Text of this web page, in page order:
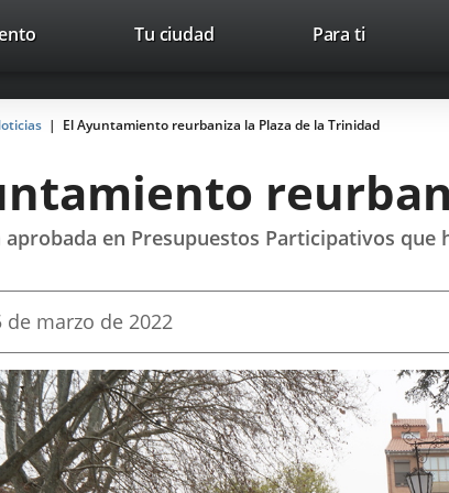
avaTop
Tu ciudad Para ti
El Ayuntamiento reurbaniza la Plaza de la Trinidad
aprobada en Presupuestos Participativos
de marzo de 2022